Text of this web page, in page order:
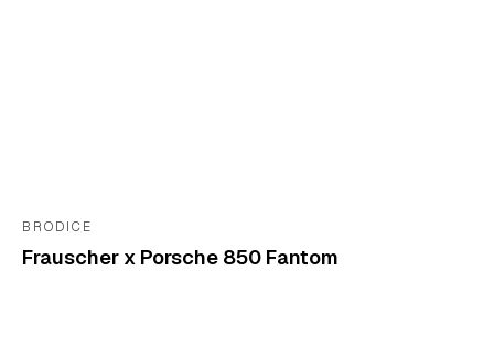
BRODICE
Frauscher x Porsche 850 Fantom